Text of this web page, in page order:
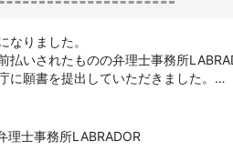
なりました。
払いされたものの弁理士事務所
に願書を提出していただきました。
理士事務所LABRADOR